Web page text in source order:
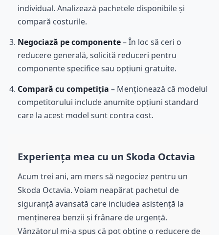
individual. Analizează pachetele disponibile și
compară costurile.
Negociază pe componente– În loc să ceri o
reducere generală, solicită reduceri pentru
componente specifice sau opțiuni gratuite.
Compară cu competiția – Menționează că modelul
competitorului include anumite opțiuni standard
care la acest model sunt contra cost.
Experiența mea cu un Skoda Octavia
Acum trei ani, am mers să negociez pentru un
Skoda Octavia. Voiam neapărat pachetul de
siguranță avansată care includea asistență la
menținerea benzii și frânare de urgență.
Vânzătorul mi-a spus că pot obține o reducere de